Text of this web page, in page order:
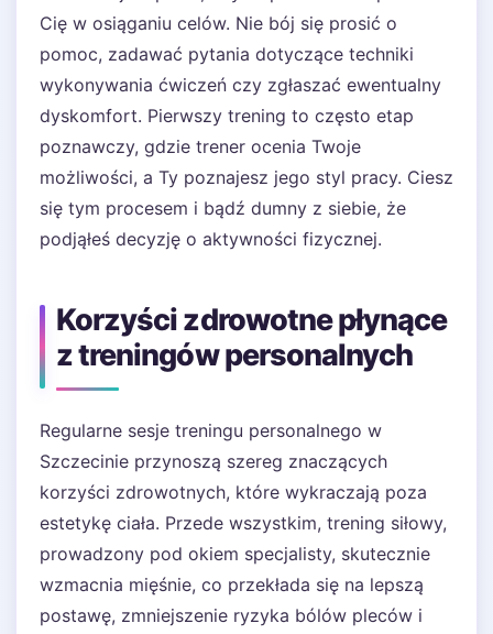
Cię w osiąganiu celów. Nie bój się prosić o
pomoc, zadawać pytania dotyczące techniki
wykonywania ćwiczeń czy zgłaszać ewentualny
dyskomfort. Pierwszy trening to często etap
poznawczy, gdzie trener ocenia Twoje
możliwości, a Ty poznajesz jego styl pracy. Ciesz
się tym procesem i bądź dumny z siebie, że
podjąłeś decyzję o aktywności fizycznej.
Korzyści zdrowotne płynące
z treningów personalnych
Regularne sesje treningu personalnego w
Szczecinie przynoszą szereg znaczących
korzyści zdrowotnych, które wykraczają poza
estetykę ciała. Przede wszystkim, trening siłowy,
prowadzony pod okiem specjalisty, skutecznie
wzmacnia mięśnie, co przekłada się na lepszą
postawę, zmniejszenie ryzyka bólów pleców i